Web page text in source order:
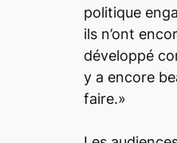
politique
ils n’ont
développé
y a encore
faire.»